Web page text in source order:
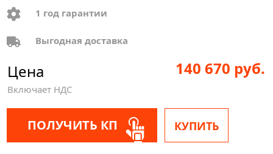
1 год гарантии
Выгодная доставка
Цена
Включает НДС
140 670 руб.
ПОЛУЧИТЬ КП КУПИТЬ